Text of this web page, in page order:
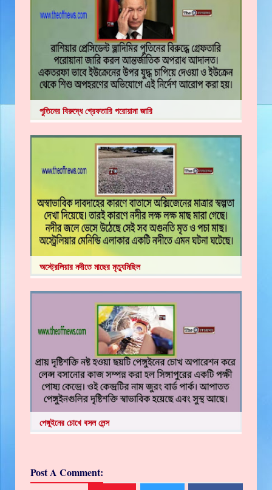
পুতিনের বিরুদ্ধে গ্রেফতারি পরোয়ানা জারি
অস্ট্রেলিয়ার নদীতে মাছের মৃত্যুমিছিল
পেঙ্গুইনের চোখে বসল লেন্স
Post A Comment: